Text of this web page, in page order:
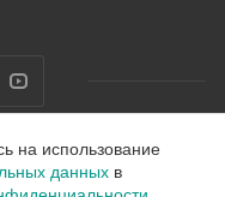
на использование
данных в